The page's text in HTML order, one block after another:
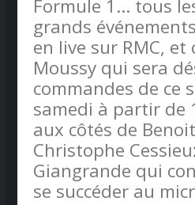
Formule 1… tous
grands
en live sur RMC, et
Moussy qui sera
commandes de ce
samedi à partir de
aux côtés de
Christophe
Giangrande qui
se succéder au